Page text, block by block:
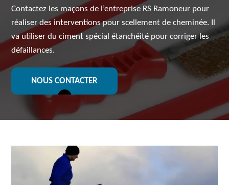
Contactez les maçons de l’entreprise RS Ramoneur pour
réaliser des interventions pour scellement de cheminée. Il
va utiliser du ciment spécial étanchéité pour corriger les
défaillances.
NOUS CONTACTER